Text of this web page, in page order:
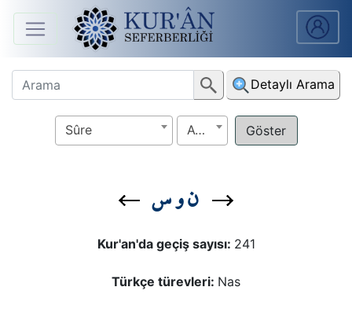
Anasayfa
Sûreler
Arapça
Detaylı Arama
Sûre Ayet
ن و س
Kur'an'da geçiş sayısı: 241
Türkçe türevleri: Nas